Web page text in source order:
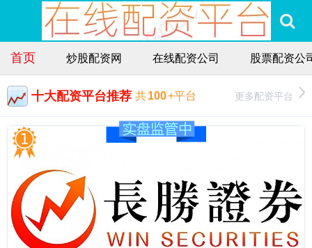
首页 炒股配资网 在线配资公司 股票配资公
十大配资平台推荐 共100+平台 更多配资平台